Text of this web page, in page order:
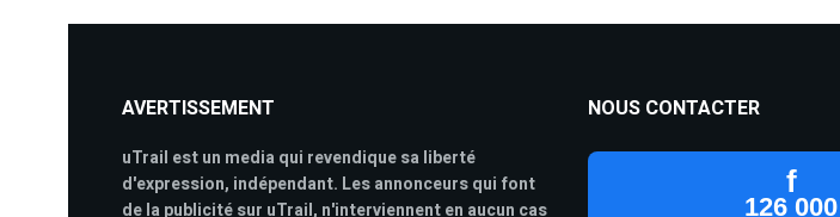
AVERTISSEMENT
uTrail est un media qui revendique sa liberté
d'expression, indépendant. Les annonceurs qui font
de la publicité sur uTrail, n'interviennent en aucun cas
NOUS CONTACTER
f
126 000